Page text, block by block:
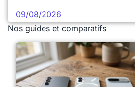
09/08/2026
Nos guides et comparatifs